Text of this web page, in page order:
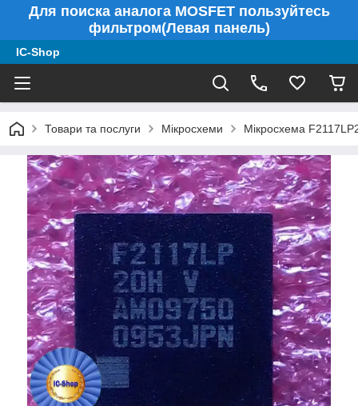
Для поиска аналога MOSFET пользуйтесь
фильтром(Левая панель)
IC-Shop
Товари та послуги Мікросхеми Мікросхема